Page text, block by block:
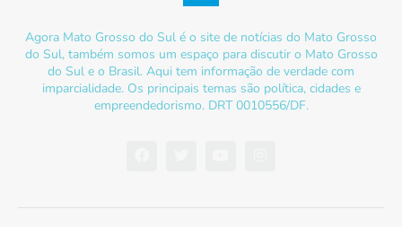
Agora Mato Grosso do Sul é o site de notícias do Mato Grosso
do Sul, também somos um espaço para discutir o Mato Grosso
do Sul e o Brasil. Aqui tem informação de verdade com
imparcialidade. Os principais temas são política, cidades e
empreendedorismo. DRT 0010556/DF.